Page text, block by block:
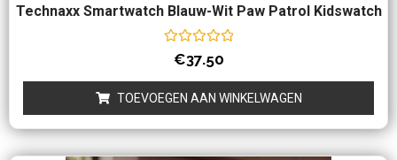
Technaxx Smartwatch Blauw-Wit Paw Patrol Kidswatch
Waardering
uit
5
€37.50
TOEVOEGEN AAN WINKELWAGEN